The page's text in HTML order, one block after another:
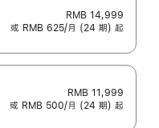
RMB 14,999
或 RMB 625/月 (24 期) 起
RMB 11,999
或 RMB 500/月 (24 期) 起